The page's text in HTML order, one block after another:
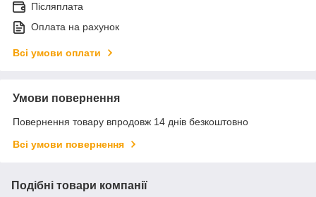
Післяплата
Оплата на рахунок
Всі умови оплати
Умови повернення
Повернення товару впродовж 14 днів безкоштовно
Всі умови повернення
Подібні товари компанії